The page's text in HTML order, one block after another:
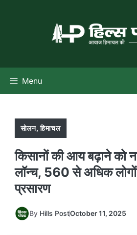
Menu
सोलन,हिमाचल
किसानों की आय बढ़ाने को
लॉन्च, 560 से अधिक लोगों
प्रसारण
By Hills PostOctober 11, 2025